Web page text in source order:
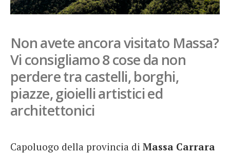
English
French
Italiano
Non avete ancora visitato Massa?
Vi consigliamo 8 cose da non
perdere tra castelli, borghi,
piazze, gioielli artistici ed
architettonici
Capoluogo della provincia di Massa Carrara